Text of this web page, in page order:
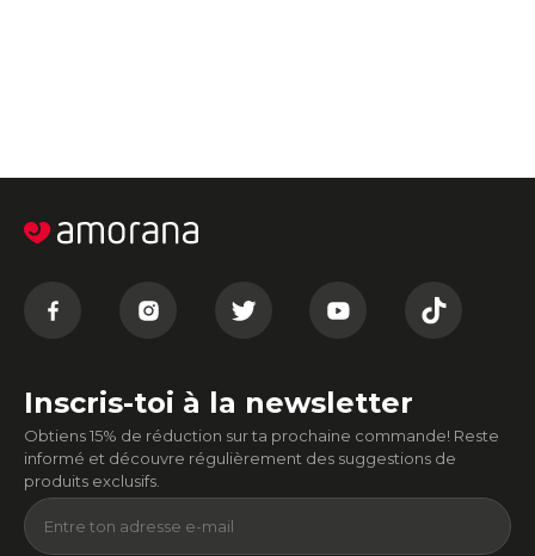
Inscris-toi à la newsletter
Obtiens 15% de réduction sur ta prochaine commande! Reste
informé et découvre régulièrement des suggestions de
produits exclusifs.